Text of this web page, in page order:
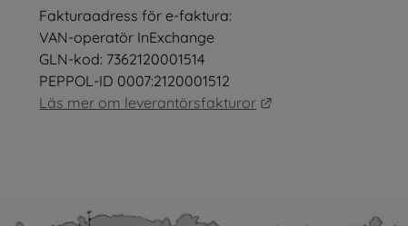
i nytt fönster.
Fakturaadress för e-faktura:
VAN-operatör InExchange
GLN-kod: 7362120001514
PEPPOL-ID 0007:2120001512
Läs mer om leverantörsfakturor